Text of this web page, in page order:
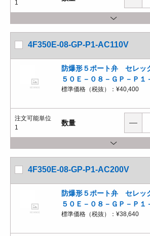
1
4F350E-08-GP-P1-AC110V
防爆形５ポート弁 セレッ
５０Ｅ－０８－ＧＰ－Ｐ１
標準価格（税抜）： ¥40,400
注文可能単位
1
数量
4F350E-08-GP-P1-AC200V
防爆形５ポート弁 セレッ
５０Ｅ－０８－ＧＰ－Ｐ１
標準価格（税抜）： ¥38,640